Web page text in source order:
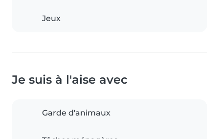
Jeux
Je suis à l'aise avec
Garde d'animaux